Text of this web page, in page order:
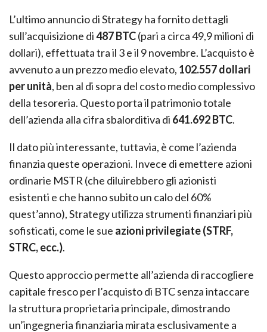
L’ultimo annuncio di Strategy ha fornito dettagli
sull’acquisizione di487 BTC(pari a circa 49,9 milioni di
dollari), effettuata tra il 3 e il 9 novembre. L’acquisto è
avvenuto a un prezzo medio elevato, 102.557 dollari
per unità, ben al di sopra del costo medio complessivo
della tesoreria. Questo porta il patrimonio totale
dell’azienda alla cifra sbalorditiva di 641.692 BTC.
Il dato più interessante, tuttavia, è come l’azienda
finanzia queste operazioni. Invece di emettere azioni
ordinarie MSTR (che diluirebbero gli azionisti
esistenti e che hanno subito un calo del 60%
quest’anno), Strategy utilizza strumenti finanziari più
sofisticati, come le sue azioni privilegiate (STRF,
STRC, ecc.).
Questo approccio permette all’azienda di raccogliere
capitale fresco per l’acquisto di BTC senza intaccare
la struttura proprietaria principale, dimostrando
un’ingegneria finanziaria mirata esclusivamente a